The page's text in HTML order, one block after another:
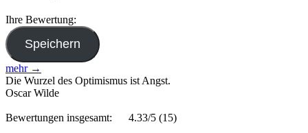
Ihre Bewertung:
mehr →
Die Wurzel des Optimismus ist Angst.
Oscar Wilde
Bewertungen insgesamt: 4.33/5 (15)